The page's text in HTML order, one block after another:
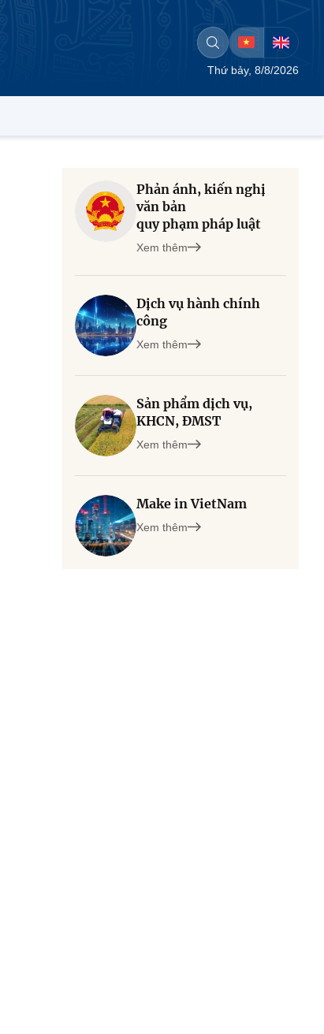
Thứ bảy, 8/8/2026
Phản ánh, kiến nghị
văn bản
quy phạm pháp luật
Xem thêm
Dịch vụ hành chính
công
Xem thêm
Sản phẩm dịch vụ,
KHCN, ĐMST
Xem thêm
Make in VietNam
Xem thêm